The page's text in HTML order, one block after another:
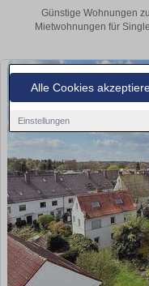
Alle Cookies
Einstellungen
Günstige Wohnungen
Mietwohnungen für